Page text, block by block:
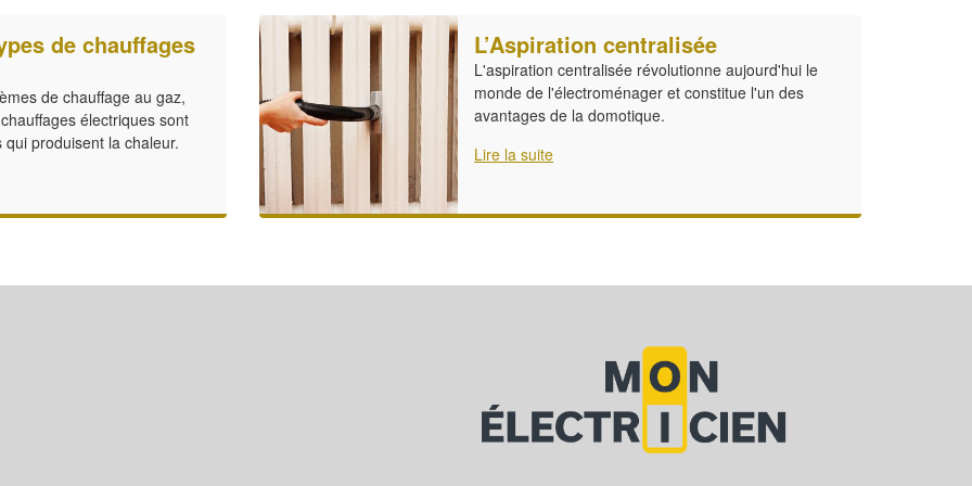
de chauffages
de chauffage au gaz,
électriques sont
produisent la chaleur.
L’Aspiration centralisée
L'aspiration centralisée révolutionne aujourd'hui le
monde de l'électroménager et constitue l'un des
avantages de la domotique.
Lire la suite